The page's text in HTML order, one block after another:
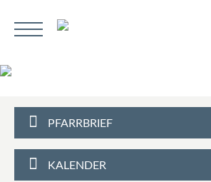
PFARRBRIEF
KALENDER